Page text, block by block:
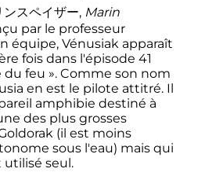
ンスペイザー, Marin
par le professeur
équipe, Vénusiak apparaît
fois dans l'épisode 41
du feu ». Comme son nom
en est le pilote attitré. Il
amphibie destiné à
des plus grosses
(il est moins
sous l'eau) mais qui
seul.